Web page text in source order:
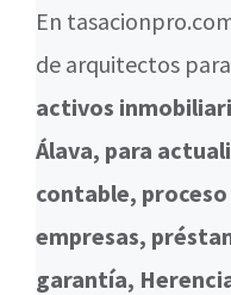
En
de arquitectos
activos
Álava, para
contable,
empresas,
garantía,